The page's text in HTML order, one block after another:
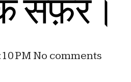
सफ़र।
PM No comments